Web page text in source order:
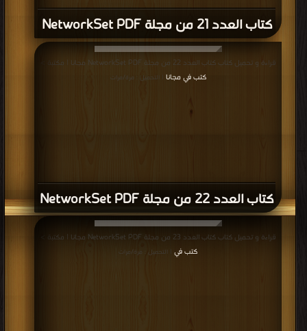
كتاب العدد 21 من مجلة NetworkSet PDF
كتاب العدد 22 من مجلة NetworkSet PDF
قراءة و تحميل كتاب كتاب العدد 22 من مجلة NetworkSet PDF مجانا | مكتبة >
كتب في مجانا | التحميل : مرة/مرات
قراءة و تحميل كتاب كتاب العدد 23 من مجلة NetworkSet PDF مجانا | مكتبة >
كتب في
| التحميل : مرة/مرات